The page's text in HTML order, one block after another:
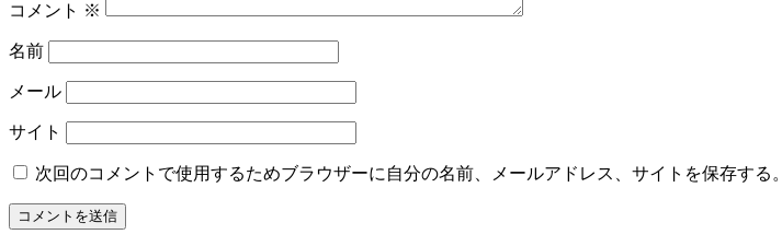
コメント ※
名前
メール
サイト
次回のコメントで使用するためブラウザーに自分の名前、メールアドレス、サイトを保存する。